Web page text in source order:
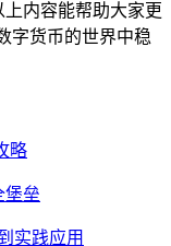
内容能帮助大家更
字货币的世界中稳
略
堡垒
实践应用